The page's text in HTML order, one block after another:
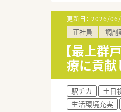
■
【
■
■
■
更新日： 2026/
正社員 調剤
【最上
療に貢献
駅チカ 土日
生活環境充実